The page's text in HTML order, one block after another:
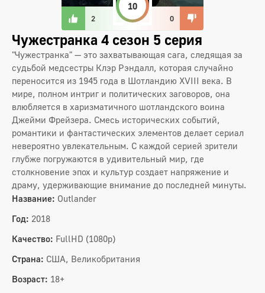
2
10
0
Чужестранка 4 сезон 5 серия
"Чужестранка" — это захватывающая сага, следящая за
судьбой медсестры Клэр Рэндалл, которая случайно
переносится из 1945 года в Шотландию XVIII века. В
мире, полном интриг и политических заговоров, она
влюбляется в харизматичного шотландского воина
Джейми Фрейзера. Смесь исторических событий,
романтики и фантастических элементов делает сериал
невероятно увлекательным. С каждой серией зрители
глубже погружаются в удивительный мир, где
столкновение эпох и культур создает напряжение и
драму, удерживающие внимание до последней минуты.
Название: Outlander
Год: 2018
Качество: FullHD (1080p)
Страна: США, Великобритания
Возраст: 18+